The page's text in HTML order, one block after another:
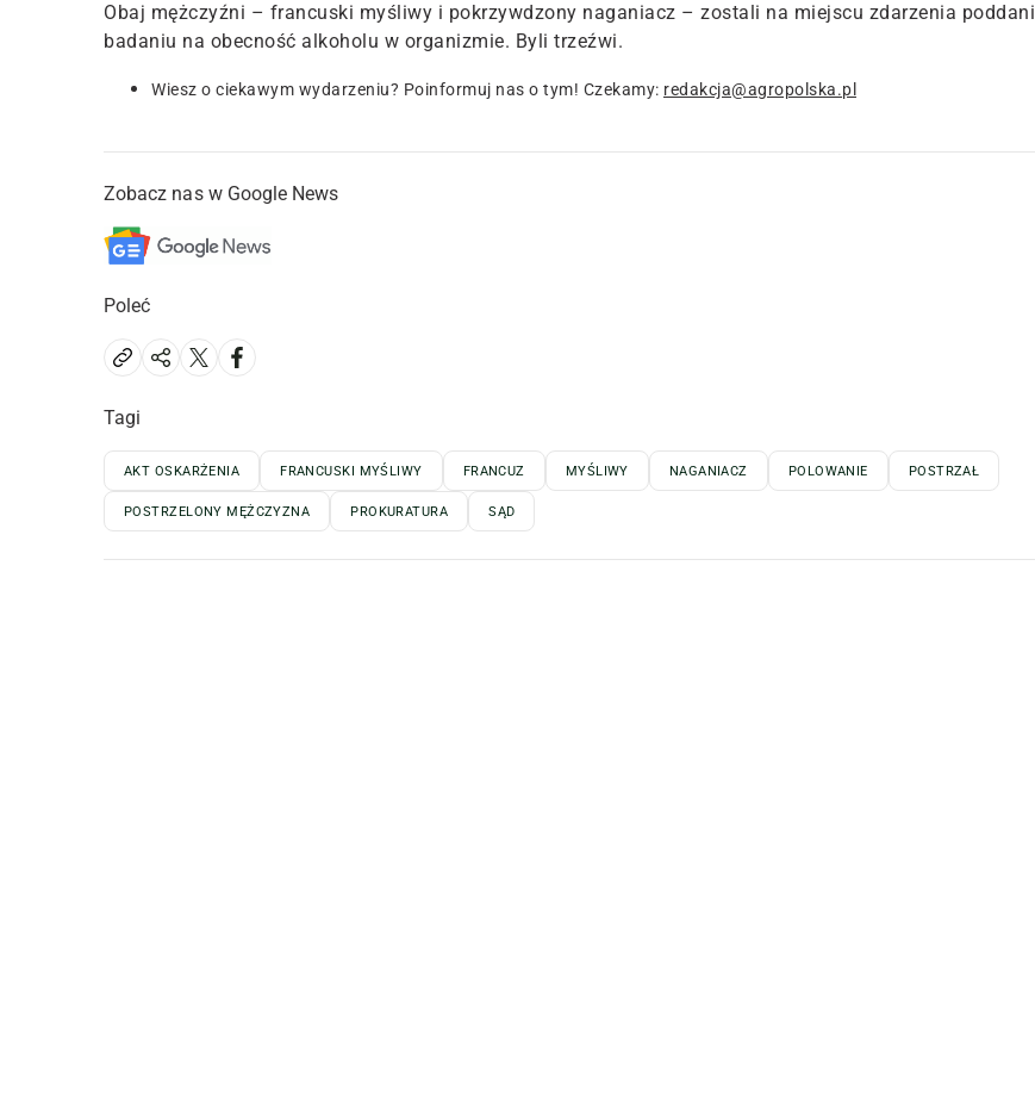
Obaj mężczyźni – francuski myśliwy i pokrzywdzony naganiacz – zostali na miejscu zdarzenia poddani
badaniu na obecność alkoholu w organizmie. Byli trzeźwi.
Wiesz o ciekawym wydarzeniu? Poinformuj nas o tym! Czekamy: redakcja@agropolska.pl
Zobacz nas w Google News
Poleć
Tagi
AKT OSKARŻENIA FRANCUSKI MYŚLIWY FRANCUZ MYŚLIWY NAGANIACZ POLOWANIE POSTRZAŁ
POSTRZELONY MĘŻCZYZNA PROKURATURA SĄD